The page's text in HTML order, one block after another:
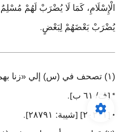
الْإِسْلَامِ، كَمَا لَا يُضْرَبْ لَهُمْ
يُضْرَبْ بَعْضَهُمْ لِبَعْضٍ.
(١) تصحف في (س) إلي «زنا بهم
* [ ف/ ٦١ ب ].
• [ ٢٠٣٠١] [شيبة: ٢٨٧٩١ ].